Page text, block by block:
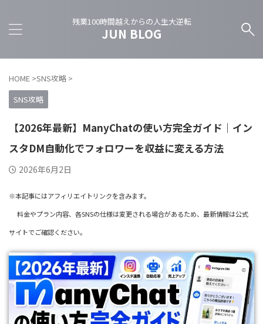
残業100時間越えからの人生大逆転
JUN BLOG
HOME >SNS攻略 >
SNS攻略
【2026年最新】ManyChatの使い方完全ガイド｜イン
スタDM自動化でフォロワーを収益に変える方法
2026年6月2日
※本記事にはアフィリエイトリンクを含みます。
料金やプラン内容、各SNSの仕様は変更される場合があるため、最新情報は公式
サイトでご確認ください。